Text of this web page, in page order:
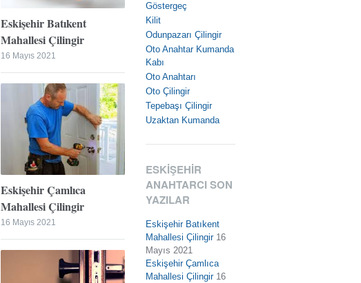
Eskişehir Batıkent
Mahallesi Çilingir
16 Mayıs 2021
Eskişehir Çamlıca
Mahallesi Çilingir
16 Mayıs 2021
Göstergeç
Kilit
Odunpazarı Çilingir
Oto Anahtar Kumanda
Kabı
Oto Anahtarı
Oto Çilingir
Tepebaşı Çilingir
Uzaktan Kumanda
ESKIŞEHIR
ANAHTARCI SON
YAZILAR
Eskişehir Batıkent
Mahallesi Çilingir 16
Mayıs 2021
Eskişehir Çamlıca
Mahallesi Çilingir 16